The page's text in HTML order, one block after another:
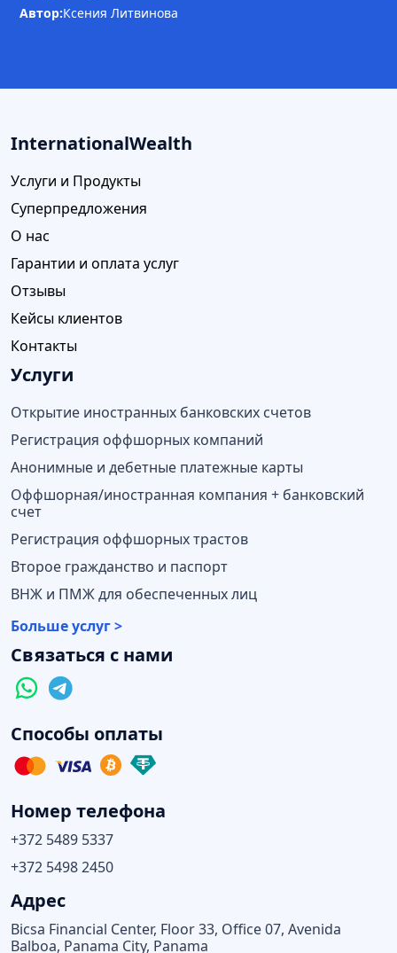
Автор:Ксения Литвинова
InternationalWealth
Услуги и Продукты
Суперпредложения
О нас
Гарантии и оплата услуг
Отзывы
Кейсы клиентов
Контакты
Услуги
Открытие иностранных банковских счетов
Регистрация оффшорных компаний
Анонимные и дебетные платежные карты
Оффшорная/иностранная компания + банковский
счет
Регистрация оффшорных трастов
Второе гражданство и паспорт
ВНЖ и ПМЖ для обеспеченных лиц
Больше услуг >
Связаться с нами
Способы оплаты
Номер телефона
+372 5489 5337
+372 5498 2450
Адрес
Bicsa Financial Center, Floor 33, Office 07, Avenida
Balboa, Panama City, Panama